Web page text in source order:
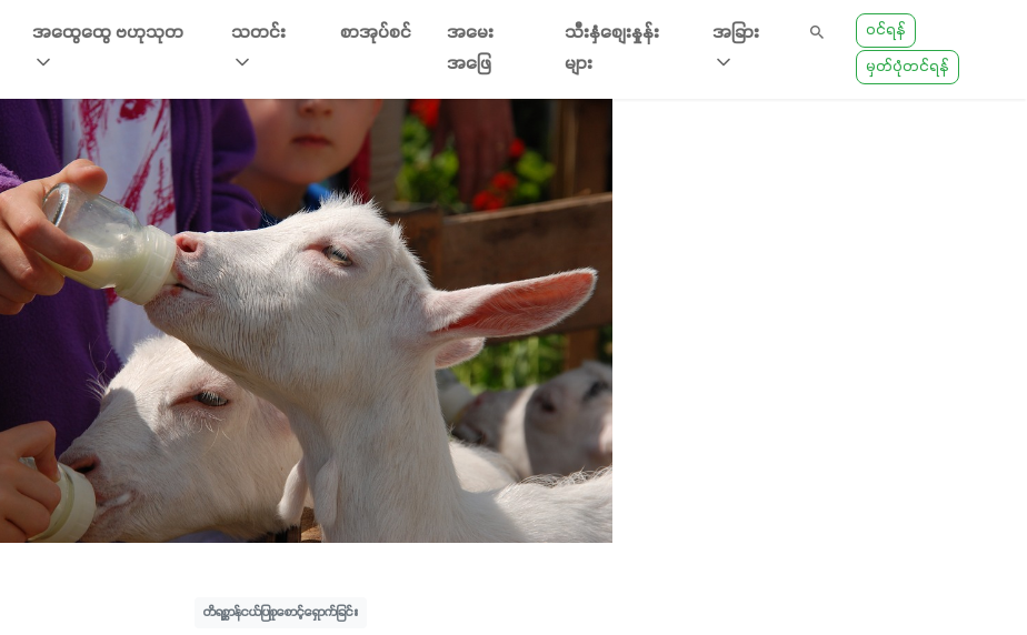
အထွေထွေ ဗဟုသုတ သတင်း စာအုပ်စင်
အမေး
အဖြေ
သီးနှံစျေးနှုန်း
များ
အခြား
ဝင်ရန်
မှတ်ပုံတင်ရန်
တိရစ္ဆာန်ငယ်ပြုစုစောင့်ရှောက်ခြင်း